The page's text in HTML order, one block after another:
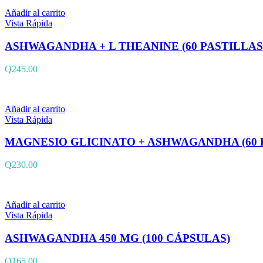
Añadir al carrito
Vista Rápida
ASHWAGANDHA + L THEANINE (60
Q245.00
Añadir al carrito
Vista Rápida
MAGNESIO GLICINATO + ASHWAGANDHA (60
Q230.00
Añadir al carrito
Vista Rápida
ASHWAGANDHA 450 MG (100 CÁPSULAS)
Q165.00